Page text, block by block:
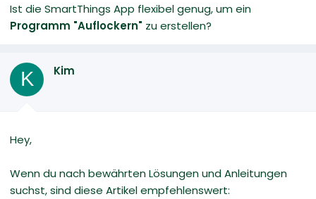
Ist die SmartThings App flexibel genug, um ein
Programm "Auflockern" zu erstellen?
K Kim
Hey,
Wenn du nach bewährten Lösungen und Anleitungen
suchst, sind diese Artikel empfehlenswert: